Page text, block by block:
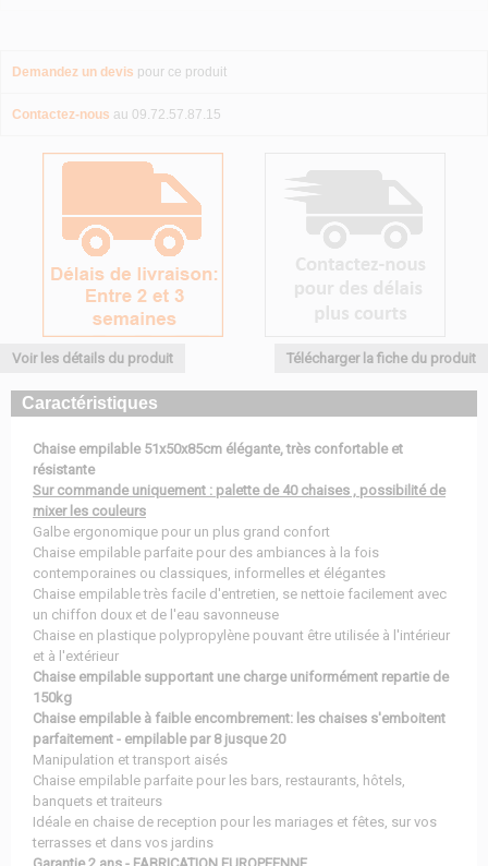
Demandez un devis pour ce produit
Contactez-nous au 09.72.57.87.15
Voir les détails du produit Télécharger la fiche du produit
Caractéristiques
Chaise empilable 51x50x85cm élégante, très confortable et
résistante
Sur commande uniquement : palette de 40 chaises , possibilité de
mixer les couleurs
Galbe ergonomique pour un plus grand confort
Chaise empilable parfaite pour des ambiances à la fois
contemporaines ou classiques, informelles et élégantes
Chaise empilable très facile d'entretien, se nettoie facilement avec
un chiffon doux et de l'eau savonneuse
Chaise en plastique polypropylène pouvant être utilisée à l'intérieur
et à l'extérieur
Chaise empilable supportant une charge uniformément repartie de
150kg
Chaise empilable à faible encombrement: les chaises s'emboitent
parfaitement - empilable par 8 jusque 20
Manipulation et transport aisés
Chaise empilable parfaite pour les bars, restaurants, hôtels,
banquets et traiteurs
Idéale en chaise de reception pour les mariages et fêtes, sur vos
terrasses et dans vos jardins